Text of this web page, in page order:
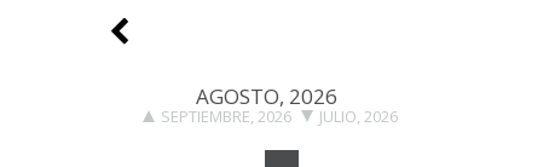
AGOSTO, 2026
SEPTIEMBRE, 2026 JULIO, 2026